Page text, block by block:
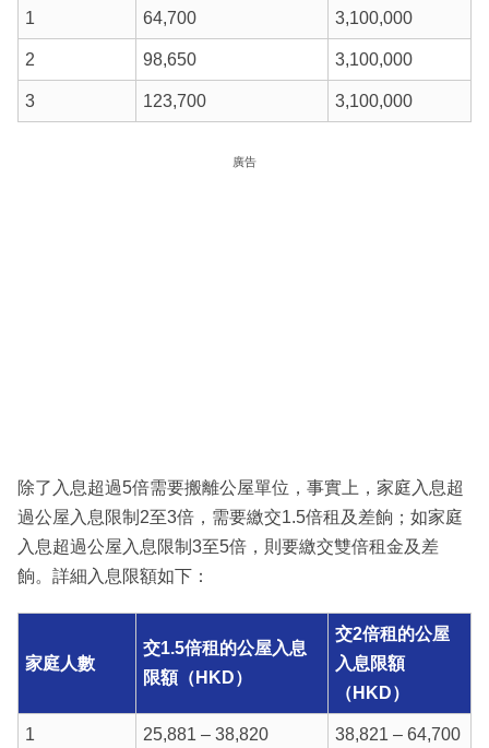
1 64,700 3,100,000
2 98,650 3,100,000
3 123,700 3,100,000
廣告
除了入息超過5倍需要搬離公屋單位，事實上，家庭入息超
過公屋入息限制2至3倍，需要繳交1.5倍租及差餉；如家庭
入息超過公屋入息限制3至5倍，則要繳交雙倍租金及差
餉。詳細入息限額如下：
家庭人數
交1.5倍租的公屋入息
限額（HKD）
交2倍租的公屋
入息限額
（HKD）
1 25,881 – 38,820 38,821 – 64,700